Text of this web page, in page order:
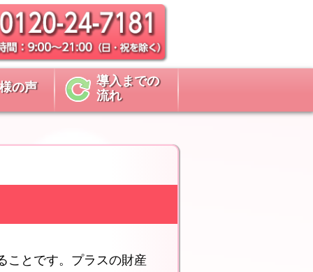
の声
導入までの
流れ
ことです。プラスの財産